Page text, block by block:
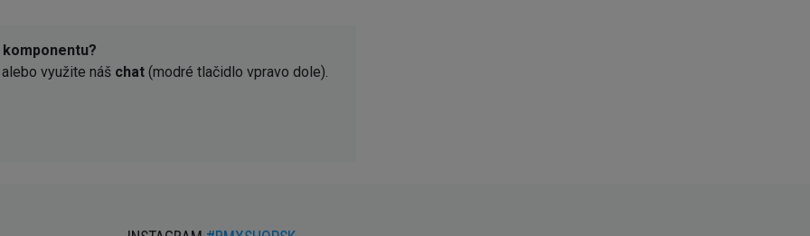
alebo využite náš chat (modré tlačidlo vpravo dole).